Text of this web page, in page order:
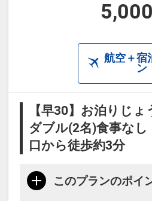
航空＋宿
ン
【早30】お泊りじ
ダブル(2名)食事な
口から徒歩約3分
このプランのポイ